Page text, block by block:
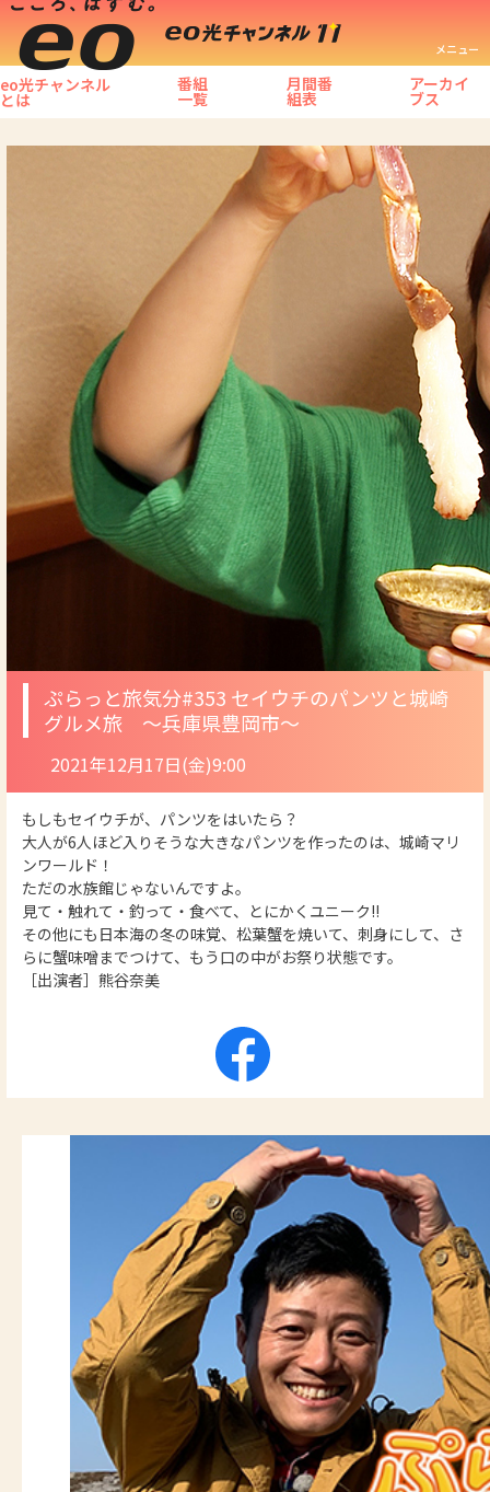
メニュー
eo光チャンネル
とは
番組
一覧
月間番
組表
アーカイ
ブス
ぷらっと旅気分#353 セイウチのパンツと城崎
グルメ旅 ～兵庫県豊岡市～
2021年12月17日(金)9:00
もしもセイウチが、パンツをはいたら？
⼤⼈が6⼈ほど⼊りそうな⼤きなパンツを作ったのは、城崎マリ
ンワールド！
ただの⽔族館じゃないんですよ。
⾒て・触れて・釣って・⾷べて、とにかくユニーク!!
その他にも⽇本海の冬の味覚、松葉蟹を焼いて、刺⾝にして、さ
らに蟹味噌までつけて、もう⼝の中がお祭り状態です。
［出演者］熊⾕奈美